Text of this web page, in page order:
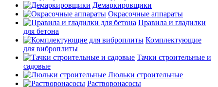
Демаркировщики
Окрасочные аппараты
Правила и гладилки
для бетона
Комплектующие
для виброплиты
Тачки строительные и
садовые
Люльки строительные
Растворонасосы